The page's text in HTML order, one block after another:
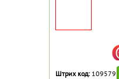
Штрих код: 109579